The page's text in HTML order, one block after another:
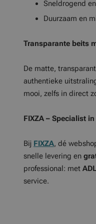
Sneldrogend
Duurzaam en
Transparante beits
De matte,
authentieke
mooi, zelfs in direct
FIXZA – Specialist
Bij FIXZA, dé
snelle levering en
professional: met
service.